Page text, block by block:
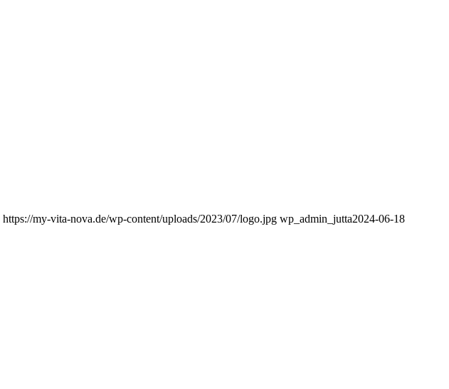
https://my-vita-nova.de/wp-content/uploads/2023/07/logo.jpg wp_admin_jutta2024-06-18